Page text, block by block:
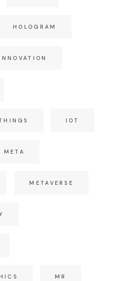
HOLOGRAM
IOT
META
METAVERSE
MR